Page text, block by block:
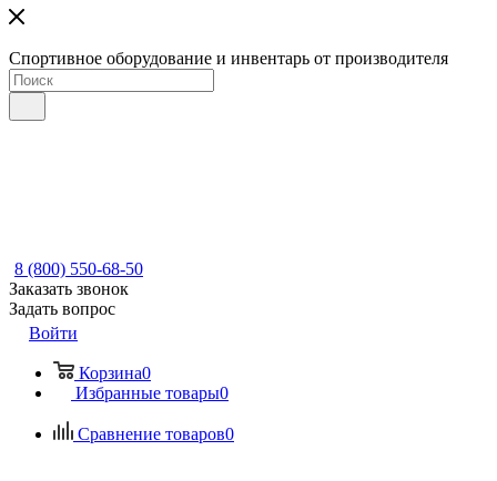
Спортивное оборудование и инвентарь от производителя
8 (800) 550-68-50
Заказать звонок
Задать вопрос
Войти
Корзина0
Избранные товары0
Сравнение товаров0